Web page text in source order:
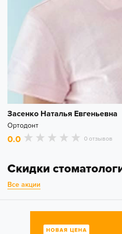
Засенко Наталья Евгеньевна
Ортодонт
0.0 0 отзывов
Скидки
Все акции